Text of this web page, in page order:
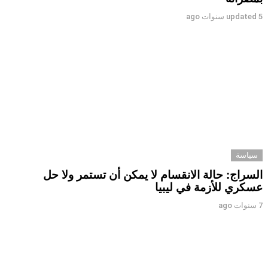
updated 5 سنوات ago
سياسة
السراج: حالة الانقسام لا يمكن أن تستمر ولا حل
عسكري للأزمة في ليبيا
7 سنوات ago